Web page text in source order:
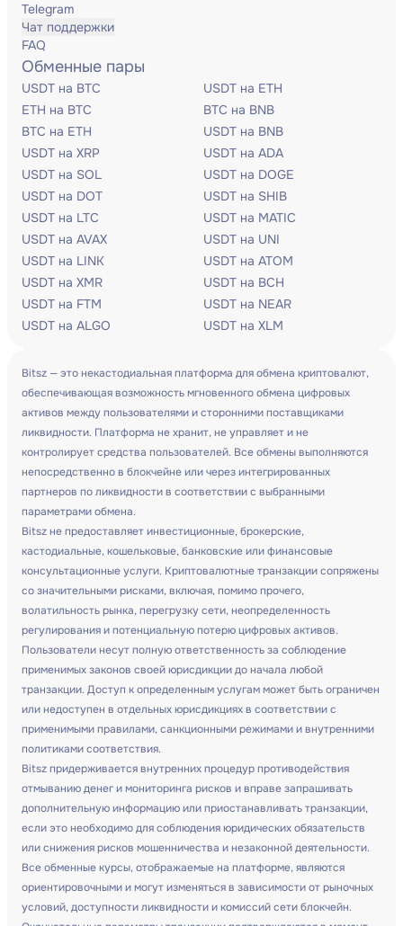
Telegram
Чат поддержки
FAQ
Обменные пары
USDT на BTC
USDT на ETH
ETH на BTC
BTC на BNB
BTC на ETH
USDT на BNB
USDT на XRP
USDT на ADA
USDT на SOL
USDT на DOGE
USDT на DOT
USDT на SHIB
USDT на LTC
USDT на MATIC
USDT на AVAX
USDT на UNI
USDT на LINK
USDT на ATOM
USDT на XMR
USDT на BCH
USDT на FTM
USDT на NEAR
USDT на ALGO
USDT на XLM
Bitsz — это некастодиальная платформа для обмена криптовалют,
обеспечивающая возможность мгновенного обмена цифровых
активов между пользователями и сторонними поставщиками
ликвидности. Платформа не хранит, не управляет и не
контролирует средства пользователей. Все обмены выполняются
непосредственно в блокчейне или через интегрированных
партнеров по ликвидности в соответствии с выбранными
параметрами обмена.
Bitsz не предоставляет инвестиционные, брокерские,
кастодиальные, кошельковые, банковские или финансовые
консультационные услуги. Криптовалютные транзакции сопряжены
со значительными рисками, включая, помимо прочего,
волатильность рынка, перегрузку сети, неопределенность
регулирования и потенциальную потерю цифровых активов.
Пользователи несут полную ответственность за соблюдение
применимых законов своей юрисдикции до начала любой
транзакции. Доступ к определенным услугам может быть ограничен
или недоступен в отдельных юрисдикциях в соответствии с
применимыми правилами, санкционными режимами и внутренними
политиками соответствия.
Bitsz придерживается внутренних процедур противодействия
отмыванию денег и мониторинга рисков и вправе запрашивать
дополнительную информацию или приостанавливать транзакции,
если это необходимо для соблюдения юридических обязательств
или снижения рисков мошенничества и незаконной деятельности.
Все обменные курсы, отображаемые на платформе, являются
ориентировочными и могут изменяться в зависимости от рыночных
условий, доступности ликвидности и комиссий сети блокчейн.